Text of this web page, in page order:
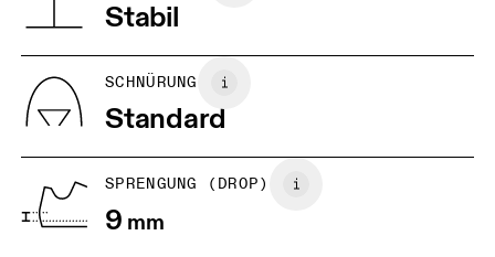
JP
UK 6.5
US 7
Horizontal verschieben, um mehr zu sehen
Stabil
SCHNÜRUNG
Standard
SPRENGUNG (DROP)
9 mm